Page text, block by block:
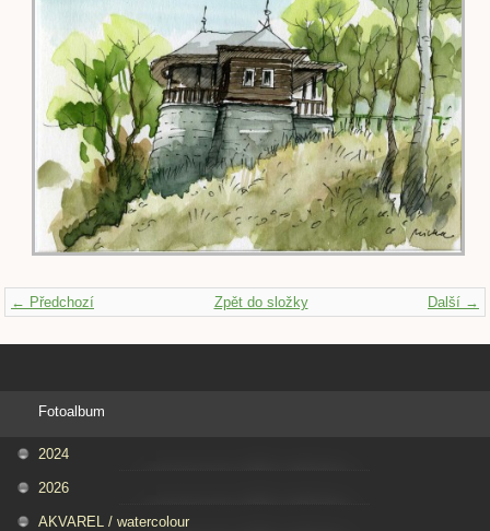
← Předchozí Další →
Zpět do složky
Fotoalbum
2024
2026
AKVAREL / watercolour